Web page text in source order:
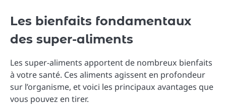
Les bienfaits fondamentaux
des super-aliments
Les super-aliments apportent de nombreux bienfaits
à votre santé. Ces aliments agissent en profondeur
sur l’organisme, et voici les principaux avantages que
vous pouvez en tirer.